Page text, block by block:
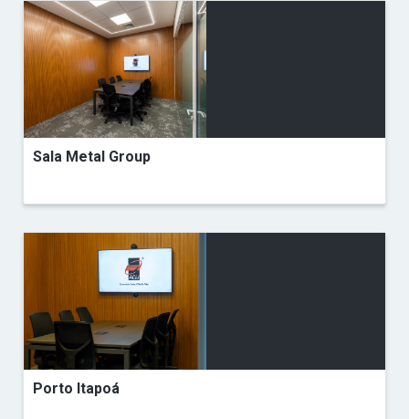
Sala Metal Group
Porto Itapoá